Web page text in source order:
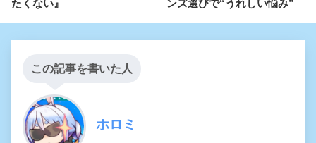
たくない』
ンズ選びで“うれしい悩み”
この記事を書いた人
ホロミ